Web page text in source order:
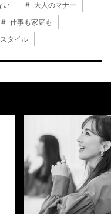
い
大人のマナー
仕事も家庭も
タイル